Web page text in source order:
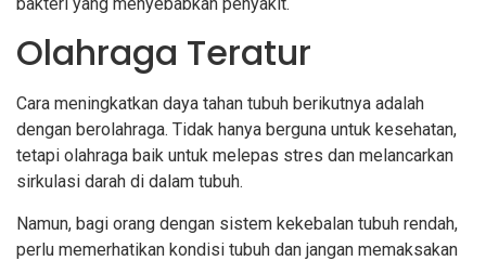
Olahraga Teratur
Cara meningkatkan daya tahan tubuh berikutnya adalah
dengan berolahraga. Tidak hanya berguna untuk kesehatan,
tetapi olahraga baik untuk melepas stres dan melancarkan
sirkulasi darah di dalam tubuh.
Namun, bagi orang dengan sistem kekebalan tubuh rendah,
perlu memerhatikan kondisi tubuh dan jangan memaksakan